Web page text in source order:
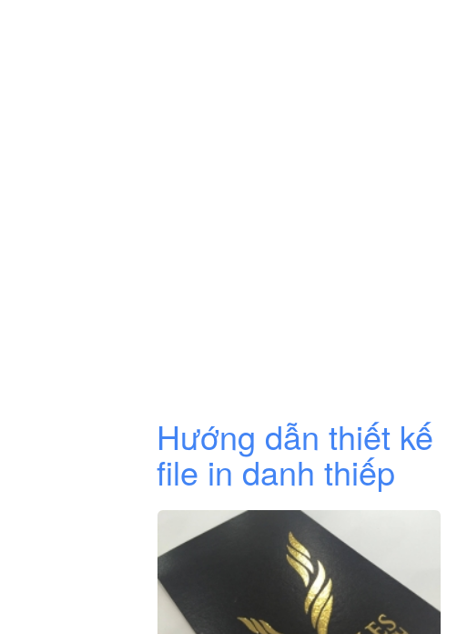
Hướng dẫn thiết kế
file in danh thiếp